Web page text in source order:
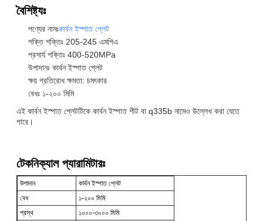
বৈশিষ্ট্যঃ
পণ্যের নামঃকার্বন ইস্পাত প্লেট
শক্তি শক্তিঃ 205-245 এমপিএ
প্রসার্য শক্তিঃ 400-520MPa
উপাদানঃ কার্বন ইস্পাত প্লেট
ক্ষয় প্রতিরোধ ক্ষমতা: চমৎকার
বেধঃ ১-২০০ মিমি
এই কার্বন ইস্পাত প্লেটটিকে কার্বন ইস্পাত শীট বা q335b নামেও উল্লেখ করা যেতে
পারে।
টেকনিক্যাল প্যারামিটারঃ
উপাদান
কার্বন ইস্পাত প্লেট
বেধ
১-২০০ মিমি
প্রস্থ
১০০০-৩০০০ মিমি